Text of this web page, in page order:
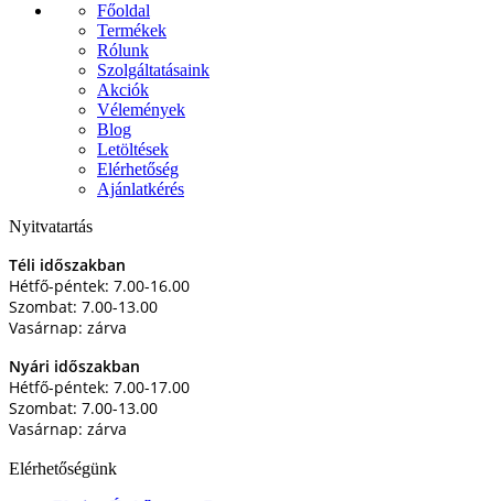
Főoldal
Termékek
Rólunk
Szolgáltatásaink
Akciók
Vélemények
Blog
Letöltések
Elérhetőség
Ajánlatkérés
Nyitvatartás
Téli időszakban
Hétfő-péntek: 7.00-16.00
Szombat: 7.00-13.00
Vasárnap: zárva
Nyári időszakban
Hétfő-péntek: 7.00-17.00
Szombat: 7.00-13.00
Vasárnap: zárva
Elérhetőségünk